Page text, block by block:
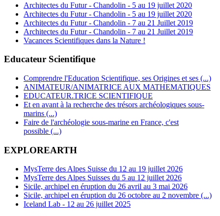
Architectes du Futur - Chandolin - 5 au 19 juillet 2020
Architectes du Futur - Chandolin - 5 au 19 juillet 2020
Architectes du Futur - Chandolin - 7 au 21 Juillet 2019
Architectes du Futur - Chandolin - 7 au 21 Juillet 2019
Vacances Scientifiques dans la Nature !
Educateur Scientifique
Comprendre l'Education Scientifique, ses Origines et ses (...)
ANIMATEUR/ANIMATRICE AUX MATHEMATIQUES
EDUCATEUR.TRICE SCIENTIFIQUE
Et en avant à la recherche des trésors archéologiques sous-
marins (...)
Faire de l'archéologie sous-marine en France, c'est
possible (...)
EXPLOREARTH
MysTerre des Alpes Suisse du 12 au 19 juillet 2026
MysTerre des Alpes Suisses du 5 au 12 juillet 2026
Sicile, archipel en éruption du 26 avril au 3 mai 2026
Sicile, archipel en éruption du 26 octobre au 2 novembre (...)
Iceland Lab - 12 au 26 juillet 2025